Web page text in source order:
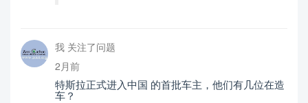
我 关注了问题
2月前
特斯拉正式进入中国 的首批车主，他们有几位在造
车？